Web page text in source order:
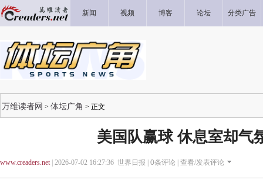
新闻 视频 博客 论坛 分类广告
万维读者网 > 体坛广角 > 正文
美国队赢球 休息室却气
www.creaders.net| 2026-07-02 16:27:36 世界日报 | 0条评论 | 查看/发表评论